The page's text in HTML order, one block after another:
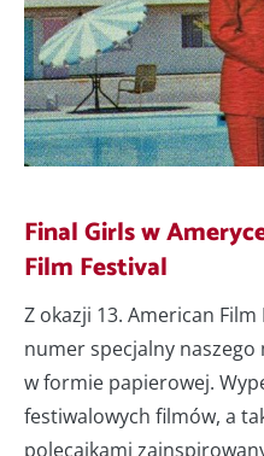
Final Girls w
Film Festival
Z okazji 13. American
numer specjalny
w formie papierowej.
festiwalowych filmów, a
polecajkami